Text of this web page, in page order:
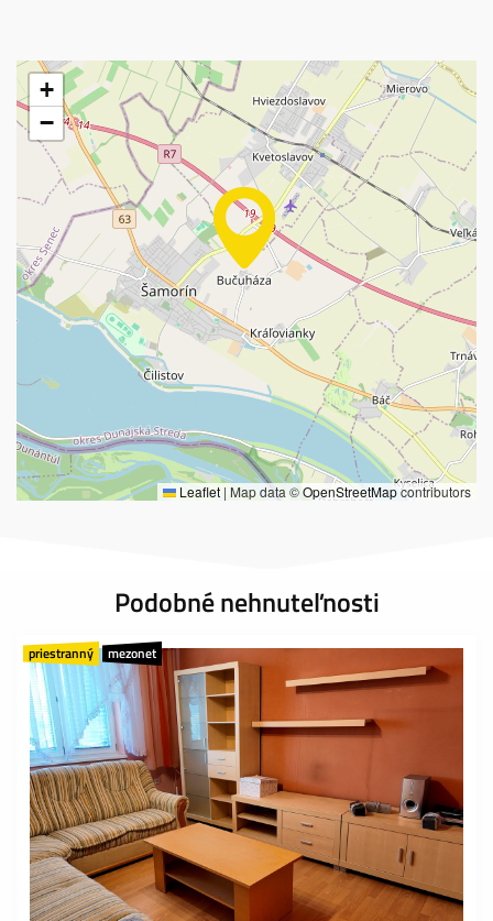
+
−
Leaflet | Map data ©OpenStreetMapcontributors
Podobné nehnuteľnosti
priestranný mezonet